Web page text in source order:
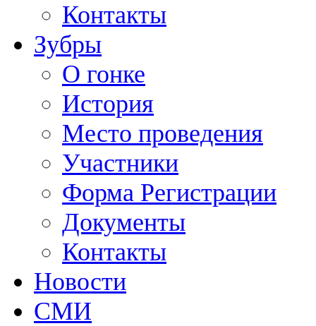
Контакты
Зубры
О гонке
История
Место проведения
Участники
Форма Регистрации
Документы
Контакты
Новости
СМИ